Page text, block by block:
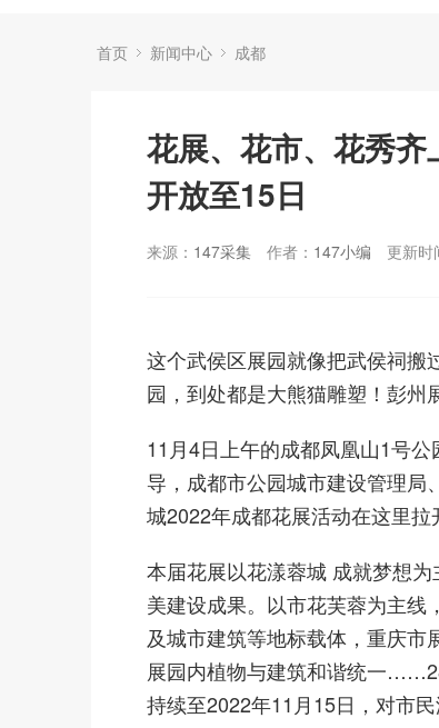
首页 新闻中心 成都
花展、花市、花秀
开放至15日
来源： 147采集 作者： 147小编 更新时
这个武侯区展园就像把武侯祠搬
园，到处都是大熊猫雕塑！ 彭州
11月4日上午的成都凤凰山1号
导，成都市公园城市建设管理局
城2022年成都花展活动在这里拉
本届花展以花漾蓉城 成就梦想
美建设成果。以市花芙蓉为主
及城市建筑等地标载体，重庆
展园内植物与建筑和谐统一
持续至2022年11月15日，对市民